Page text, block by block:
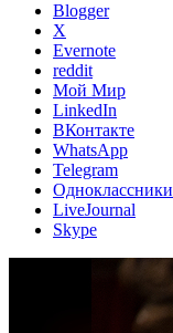
Blogger
X
Evernote
reddit
Мой Мир
LinkedIn
ВКонтакте
WhatsApp
Telegram
Одноклассники
LiveJournal
Skype